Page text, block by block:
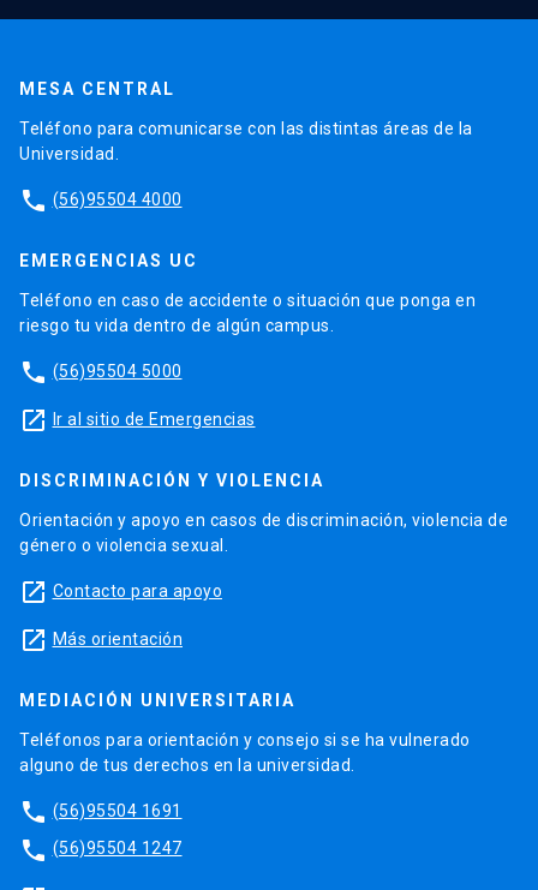
MESA CENTRAL
Teléfono para comunicarse con las distintas áreas de la
Universidad.
phone (56)95504 4000
EMERGENCIAS UC
Teléfono en caso de accidente o situación que ponga en
riesgo tu vida dentro de algún campus.
phone (56)95504 5000
launch Ir al sitio de Emergencias
DISCRIMINACIÓN Y VIOLENCIA
Orientación y apoyo en casos de discriminación, violencia de
género o violencia sexual.
launch Contacto para apoyo
launch Más orientación
MEDIACIÓN UNIVERSITARIA
Teléfonos para orientación y consejo si se ha vulnerado
alguno de tus derechos en la universidad.
phone (56)95504 1691
phone (56)95504 1247